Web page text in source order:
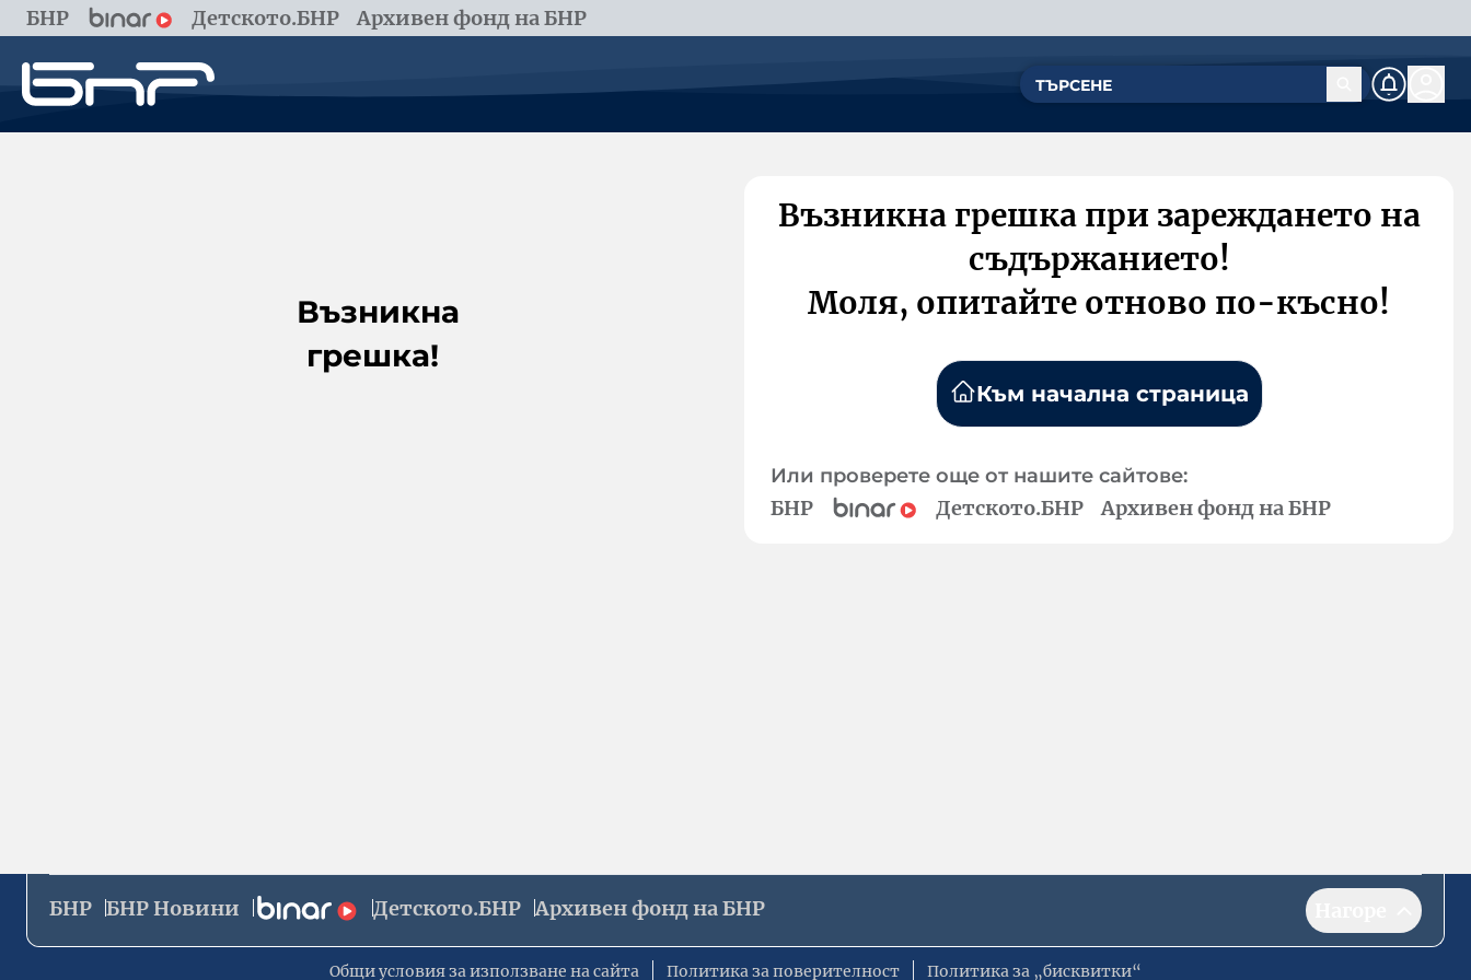
БНР Детското.БНР Архивен фонд на БНР
Възникна
грешка!
Възникна грешка при зареждането на
съдържанието!
Моля, опитайте отново по-късно!
Към начална страница
Или проверете още от нашите сайтове:
БНР Детското.БНР Архивен фонд на БНР
БНР БНР Новини Детското.БНР Архивен фонд на БНР
Общи условия за използване на сайта Политика за поверителност Политика за „бисквитки“